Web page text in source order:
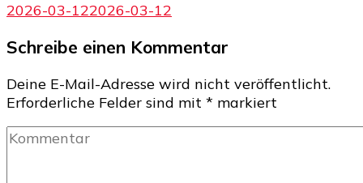
2026-03-122026-03-12
Schreibe einen Kommentar
Deine E-Mail-Adresse wird nicht veröffentlicht.
Erforderliche Felder sind mit * markiert
Kommentar